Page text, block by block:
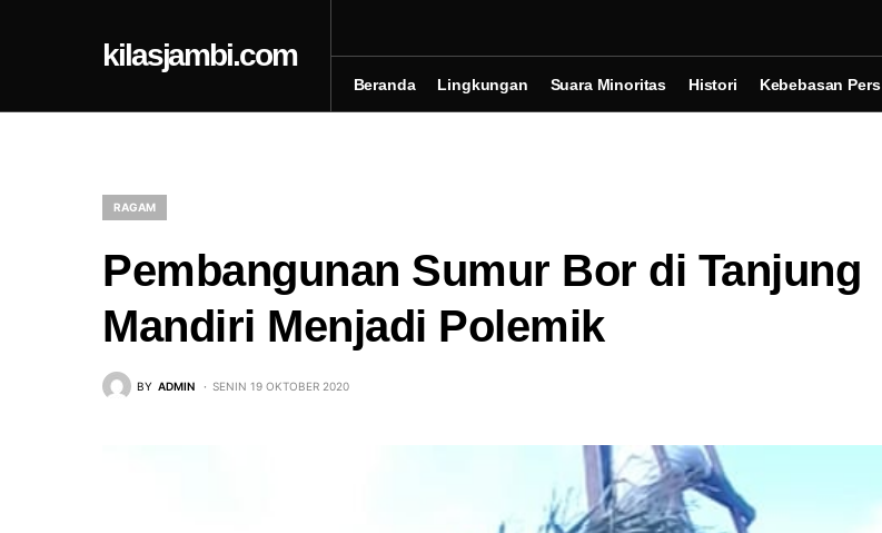
kilasjambi.com
Beranda Lingkungan Suara Minoritas Histori Kebebasan Pers
RAGAM
Pembangunan Sumur Bor di Tanjung
Mandiri Menjadi Polemik
BY ADMIN SENIN 19 OKTOBER 2020